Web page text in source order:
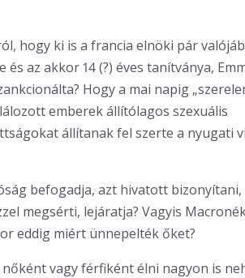
hogy ki is a francia elnöki pár
az akkor 14 (?) éves tanítványa,
Hogy a mai napig
emberek állítólagos szexuális
állítanak fel szerte a nyugati
befogadja, azt hivatott
megsérti, lejáratja? Vagyis
eddig miért ünnepelték őket?
vagy férfiként élni nagyon is